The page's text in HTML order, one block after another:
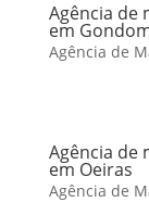
Agência de
em
Agência de
Agência de
em Oeiras
Agência de